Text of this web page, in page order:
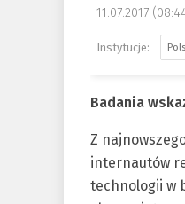
11.07.2017
Badania
Z
internautów
technologii w